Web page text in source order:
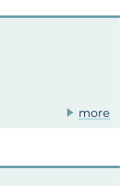
more